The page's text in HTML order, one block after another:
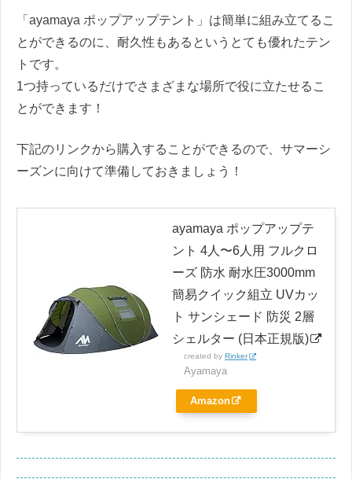
「ayamaya ポップアップテント」は簡単に組み立てるこ
とができるのに、耐久性もあるというとても優れたテン
トです。
1つ持っているだけでさまざまな場所で役に立たせるこ
とができます！
下記のリンクから購入することができるので、サマーシ
ーズンに向けて準備しておきましょう！
ayamaya ポップアップテ
ント 4人〜6人用 フルクロ
ーズ 防水 耐水圧3000mm
簡易クイック組立 UVカッ
ト サンシェード 防災 2層
シェルター (日本正規版)
created by Rinker
Ayamaya
Amazon